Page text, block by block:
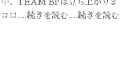
、TEAM BPは立ち上がりま
ロ....続きを読む....続きを読む